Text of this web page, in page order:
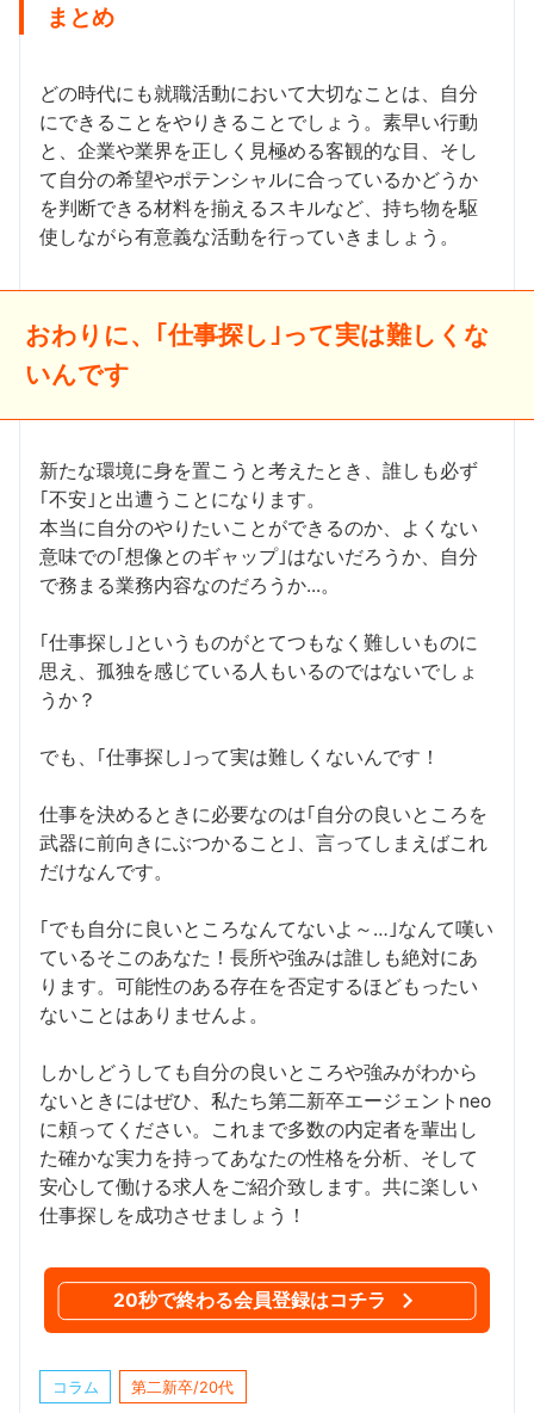
まとめ
どの時代にも就職活動において大切なことは、自分
にできることをやりきることでしょう。素早い行動
と、企業や業界を正しく見極める客観的な目、そし
て自分の希望やポテンシャルに合っているかどうか
を判断できる材料を揃えるスキルなど、持ち物を駆
使しながら有意義な活動を行っていきましょう。
おわりに、｢仕事探し｣って実は難しくな
いんです
新たな環境に身を置こうと考えたとき、誰しも必ず
｢不安｣と出遭うことになります。
本当に自分のやりたいことができるのか、よくない
意味での｢想像とのギャップ｣はないだろうか、自分
で務まる業務内容なのだろうか...。
｢仕事探し｣というものがとてつもなく難しいものに
思え、孤独を感じている人もいるのではないでしょ
うか？
でも、｢仕事探し｣って実は難しくないんです！
仕事を決めるときに必要なのは｢自分の良いところを
武器に前向きにぶつかること｣、言ってしまえばこれ
だけなんです。
｢でも自分に良いところなんてないよ～…｣なんて嘆い
ているそこのあなた！長所や強みは誰しも絶対にあ
ります。可能性のある存在を否定するほどもったい
ないことはありませんよ。
しかしどうしても自分の良いところや強みがわから
ないときにはぜひ、私たち第二新卒エージェントneo
に頼ってください。これまで多数の内定者を輩出し
た確かな実力を持ってあなたの性格を分析、そして
安心して働ける求人をご紹介致します。共に楽しい
仕事探しを成功させましょう！
20秒で終わる会員登録はコチラ
コラム 第二新卒/20代